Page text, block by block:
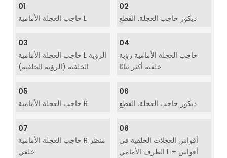
01
حاجب العجلة الأمامية L
02
ديكور حاجب العجلة. القطع
03
حاجب العجلة الأمامية L الرؤية
الخلفية (الرؤية الخلفية)
04
حاجب العجلة الأمامية رؤية
خلفية أكثر ثباتًا
05
حاجب العجلة الأمامية R
06
ديكور حاجب العجلة. القطع
07
حاجب العجلة الأمامية R منظر
خلفي
08
أقواس العجلات الخلفية في
الطرف الأمامي L + أقواس